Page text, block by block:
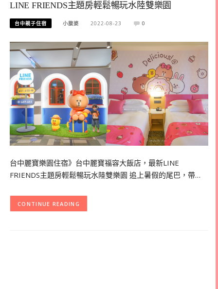
LINE FRIENDS主題房輕鬆暢玩水陸雙樂園
台中親子住宿 小腹婆 2022-08-23 0
台中麗寶樂園住宿》台中麗寶福容大飯店，最新LINE
FRIENDS主題房輕鬆暢玩水陸雙樂園 追上暑假的尾巴，帶…
CONTINUE READING